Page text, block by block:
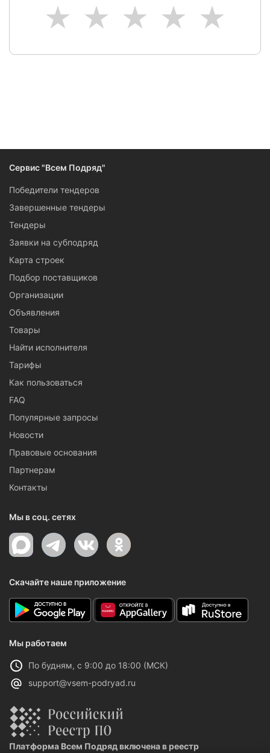
5
4
3
2
1
Сервис "Всем Подряд"
Победители тендеров
Завершенные тендеры
Тендеры
Заявки на субподряд
Карта строек
Подбор поставщиков
Организации
Объявления
Товары
Найти исполнителя
Тарифы
Как пользоваться
FAQ
Популярные запросы
Новости
Правовые основания
Партнерам
Контакты
Мы в соц. сетях
Скачайте наше приложение
Мы работаем
По будням, с 9:00 до 18:00 (МСК)
support@vsem-podryad.ru
Платформа Всем Подряд включена в реестр